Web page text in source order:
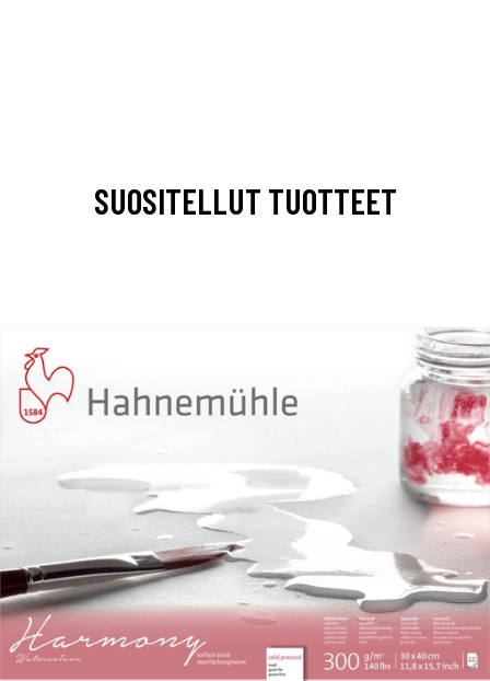
SUOSITELLUT TUOTTEET